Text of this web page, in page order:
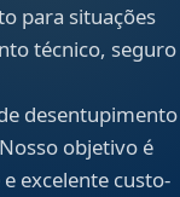
para situações
técnico, seguro
desentupimento
objetivo é
excelente custo-